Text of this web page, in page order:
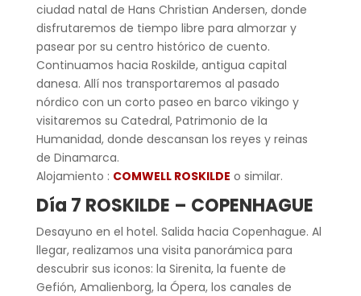
ciudad natal de Hans Christian Andersen, donde
disfrutaremos de tiempo libre para almorzar y
pasear por su centro histórico de cuento.
Continuamos hacia Roskilde, antigua capital
danesa. Allí nos transportaremos al pasado
nórdico con un corto paseo en barco vikingo y
visitaremos su Catedral, Patrimonio de la
Humanidad, donde descansan los reyes y reinas
de Dinamarca.
Alojamiento : COMWELL ROSKILDE o similar.
Día 7 ROSKILDE – COPENHAGUE
Desayuno en el hotel. Salida hacia Copenhague. Al
llegar, realizamos una visita panorámica para
descubrir sus iconos: la Sirenita, la fuente de
Gefión, Amalienborg, la Ópera, los canales de